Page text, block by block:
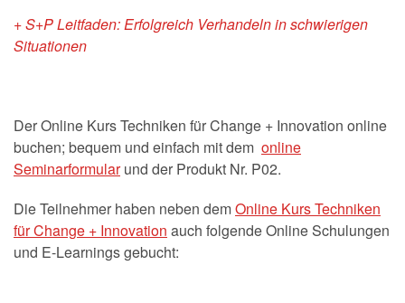
+ S+P Leitfaden: Erfolgreich Verhandeln in schwierigen
Situationen
Der Online Kurs Techniken für Change + Innovation online
buchen; bequem und einfach mit dem online
Seminarformularund der Produkt Nr. P02.
Die Teilnehmer haben neben demOnline Kurs Techniken
für Change + Innovation auch folgende Online Schulungen
und E-Learnings gebucht: